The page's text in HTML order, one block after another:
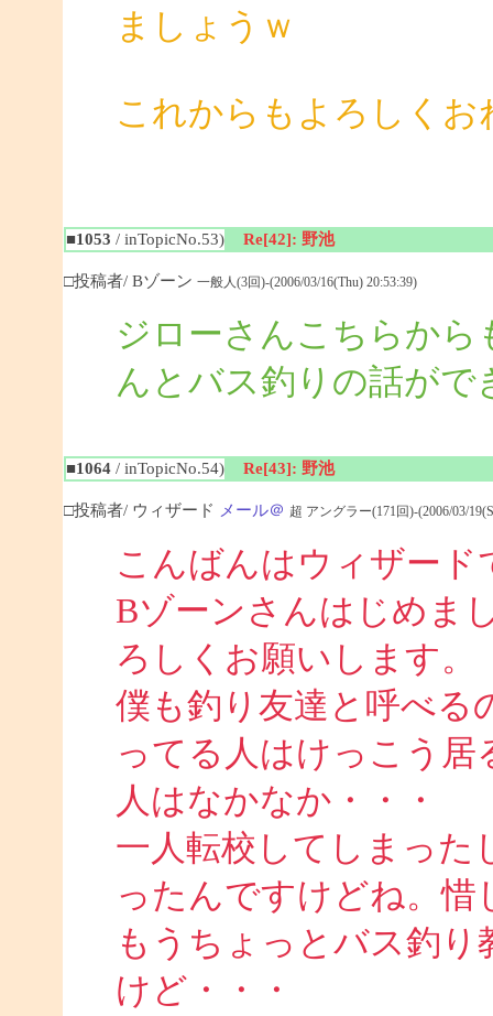
ましょうｗ
これからもよろしく
■1053 / inTopicNo.53) Re[42]: 野池
□投稿者/ Bゾーン 一般人(3回)-(2006/03/16(Thu) 20:53:39)
ジローさんこちらか
んとバス釣りの話がで
■1064/ inTopicNo.54) Re[43]: 野池
□投稿者/ ウィザード メール＠ 超 アングラー(171回)-(2006/03/
こんばんはウィザード
Bゾーンさんはじめま
ろしくお願いします。
僕も釣り友達と呼べる
ってる人はけっこう
人はなかなか・・・
一人転校してしまった
ったんですけどね。惜
もうちょっとバス釣
けど・・・